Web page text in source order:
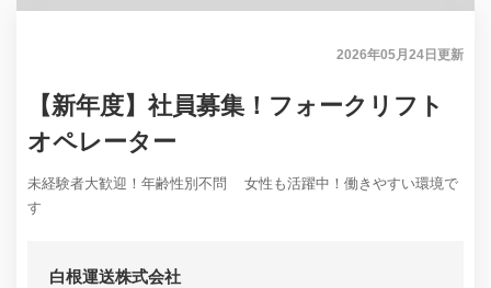
2026年05月24日 更新
【新年度】社員募集！フォークリフト
オペレーター
未経験者大歓迎！年齢性別不問 女性も活躍中！働きやすい環境で
す
白根運送株式会社